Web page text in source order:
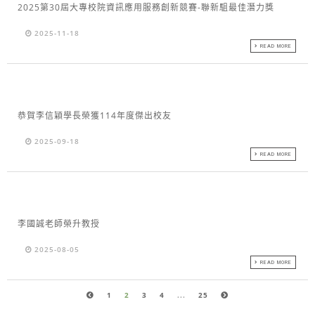
2025第30屆大專校院資訊應用服務創新競賽-聯新駔最佳潛力獎
2025-11-18
READ MORE
恭賀李信穎學長榮獲114年度傑出校友
2025-09-18
READ MORE
李國誠老師榮升教授
2025-08-05
READ MORE
1 2 3 4 ... 25